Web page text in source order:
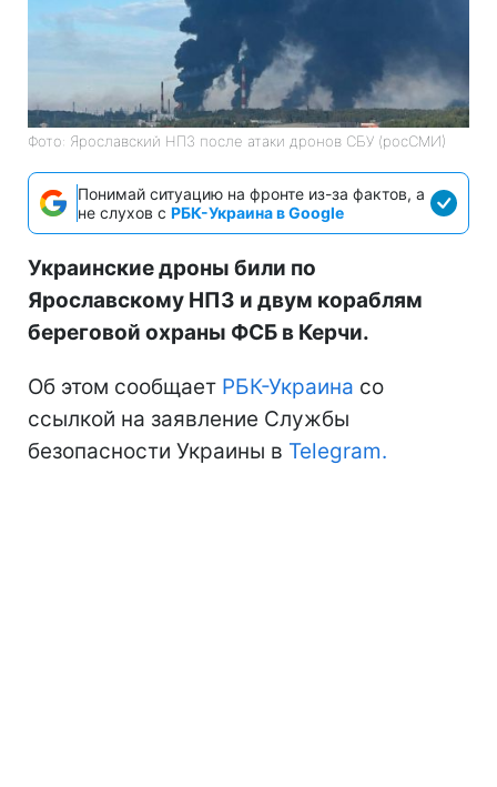
Фото: Ярославский НПЗ после атаки дронов СБУ (росСМИ)
Понимай ситуацию на фронте из-за фактов, а
не слухов с РБК-Украина в Google
Украинские дроны били по
Ярославскому НПЗ и двум кораблям
береговой охраны ФСБ в Керчи.
Об этом сообщает РБК-Украина со
ссылкой на заявление Службы
безопасности Украины в Telegram.